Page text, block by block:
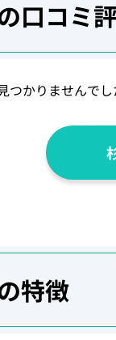
口コミ
かりませんでし
特徴